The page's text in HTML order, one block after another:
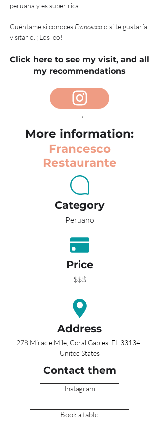
peruana y es super rica.
Cuéntame si conoces Francesco o si te gustaría
visitarlo. ¡Los leo!
Click here to see my visit, and all
my recommendations
ATRÁS
More information:
Francesco
Restaurante
Category
Peruano
Price
$$$
Address
278 Miracle Mile, Coral Gables, FL 33134,
United States
Contact them
Instagram
Book a table